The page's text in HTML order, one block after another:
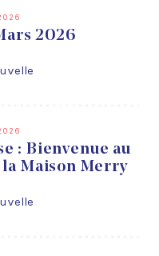
2026
: Bienvenue au
Maison Merry